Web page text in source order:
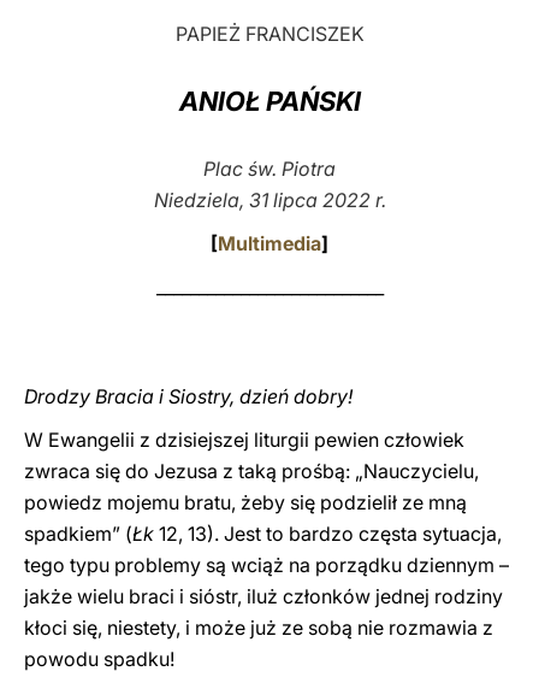
PAPIEŻ FRANCISZEK
ANIOŁ PAŃSKI
Plac św. Piotra
Niedziela, 31 lipca 2022 r.
[Multimedia]
Drodzy Bracia i Siostry, dzień dobry!
W Ewangelii z dzisiejszej liturgii pewien człowiek
zwraca się do Jezusa z taką prośbą: „Nauczycielu,
powiedz mojemu bratu, żeby się podzielił ze mną
spadkiem” (Łk 12, 13). Jest to bardzo częsta sytuacja,
tego typu problemy są wciąż na porządku dziennym –
jakże wielu braci i sióstr, iluż członków jednej rodziny
kłoci się, niestety, i może już ze sobą nie rozmawia z
powodu spadku!